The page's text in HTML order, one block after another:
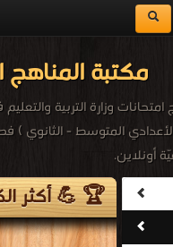
مكتبة المناهج
امتحانات وزارة التربية
أونلاين.
🏆 💪 أكثر